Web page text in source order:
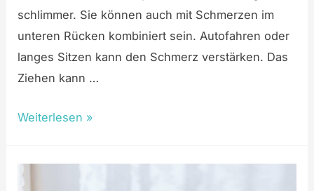
schlimmer. Sie können auch mit Schmerzen im
unteren Rücken kombiniert sein. Autofahren oder
langes Sitzen kann den Schmerz verstärken. Das
Ziehen kann …
Weiterlesen »